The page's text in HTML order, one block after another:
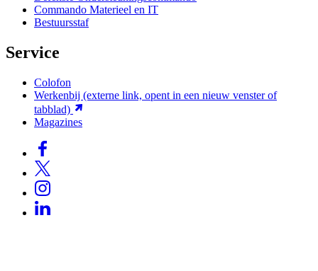
Commando Materieel en IT
Bestuursstaf
Service
Colofon
Werkenbij (externe link, opent in een nieuw venster of
tabblad)
Magazines